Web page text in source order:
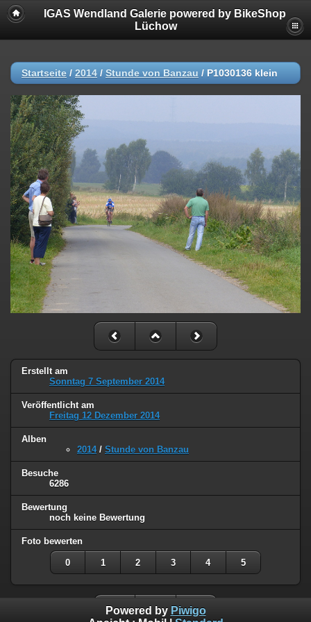
IGAS Wendland Galerie powered by BikeShop
Lüchow
Startseite / 2014 / Stunde von Banzau / P1030136 klein
Erstellt am
Sonntag 7 September 2014
Veröffentlicht am
Freitag 12 Dezember 2014
Alben
2014/ Stunde von Banzau
Besuche
6286
Bewertung
noch keine Bewertung
Foto bewerten
0 1 2 3 4 5
Powered by Piwigo